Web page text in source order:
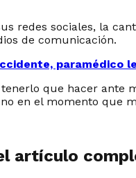
redes sociales, la
de comunicación.
paramédico
que hacer ante
en el momento que
artículo